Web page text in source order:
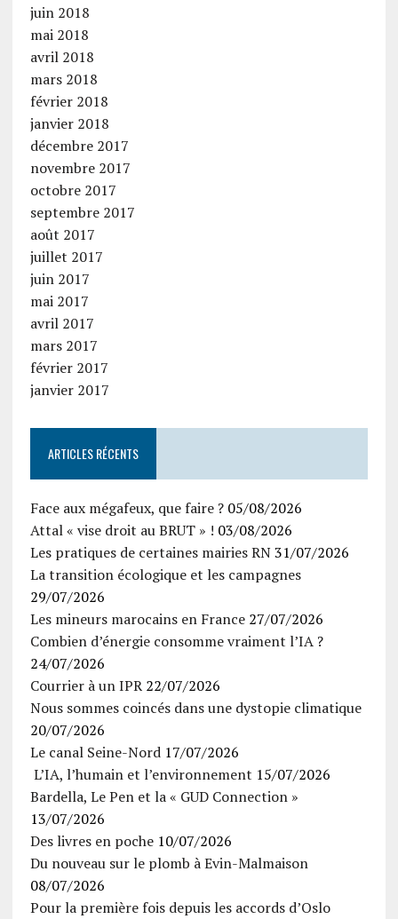
juin 2018
mai 2018
avril 2018
mars 2018
février 2018
janvier 2018
décembre 2017
novembre 2017
octobre 2017
septembre 2017
août 2017
juillet 2017
juin 2017
mai 2017
avril 2017
mars 2017
février 2017
janvier 2017
ARTICLES RÉCENTS
Face aux mégafeux, que faire ? 05/08/2026
Attal « vise droit au BRUT » ! 03/08/2026
Les pratiques de certaines mairies RN 31/07/2026
La transition écologique et les campagnes
29/07/2026
Les mineurs marocains en France 27/07/2026
Combien d’énergie consomme vraiment l’IA ?
24/07/2026
Courrier à un IPR 22/07/2026
Nous sommes coincés dans une dystopie climatique
20/07/2026
Le canal Seine-Nord 17/07/2026
L’IA, l’humain et l’environnement 15/07/2026
Bardella, Le Pen et la « GUD Connection »
13/07/2026
Des livres en poche 10/07/2026
Du nouveau sur le plomb à Evin-Malmaison
08/07/2026
Pour la première fois depuis les accords d’Oslo